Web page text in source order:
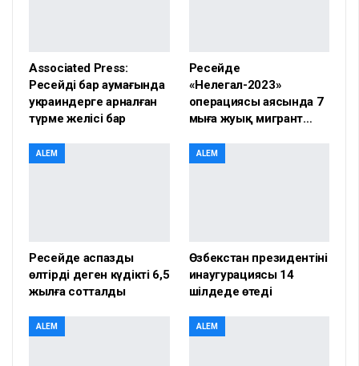
Associated Press:
Ресейдің бар аумағында
украиндерге арналған
түрме желісі бар
Ресейде
«Нелегал-2023»
операциясы аясында 7
мыңға жуық мигрант…
ALEM
Ресейде аспазды
өлтірді деген күдікті 6,5
жылға сотталды
ALEM
Өзбекстан президентінің
инаугурациясы 14
шілдеде өтеді
ALEM ALEM